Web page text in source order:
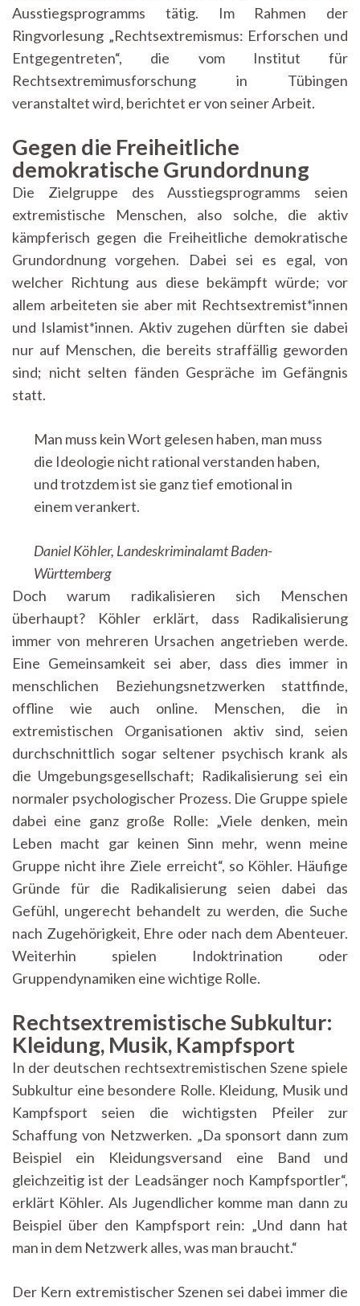
Ausstiegsprogramms tätig. Im Rahmen der
Ringvorlesung „Rechtsextremismus: Erforschen und
Entgegentreten“, die vom Institut für
Rechtsextremimusforschung in Tübingen
veranstaltet wird, berichtet er von seiner Arbeit.
Gegen die Freiheitliche
demokratische Grundordnung
Die Zielgruppe des Ausstiegsprogramms seien
extremistische Menschen, also solche, die aktiv
kämpferisch gegen die Freiheitliche demokratische
Grundordnung vorgehen. Dabei sei es egal, von
welcher Richtung aus diese bekämpft würde; vor
allem arbeiteten sie aber mit Rechtsextremist*innen
und Islamist*innen. Aktiv zugehen dürften sie dabei
nur auf Menschen, die bereits straffällig geworden
sind; nicht selten fänden Gespräche im Gefängnis
statt.
Man muss kein Wort gelesen haben, man muss
die Ideologie nicht rational verstanden haben,
und trotzdem ist sie ganz tief emotional in
einem verankert.
Daniel Köhler, Landeskriminalamt Baden-
Württemberg
Doch warum radikalisieren sich Menschen
überhaupt? Köhler erklärt, dass Radikalisierung
immer von mehreren Ursachen angetrieben werde.
Eine Gemeinsamkeit sei aber, dass dies immer in
menschlichen Beziehungsnetzwerken stattfinde,
offline wie auch online. Menschen, die in
extremistischen Organisationen aktiv sind, seien
durchschnittlich sogar seltener psychisch krank als
die Umgebungsgesellschaft; Radikalisierung sei ein
normaler psychologischer Prozess. Die Gruppe spiele
dabei eine ganz große Rolle: „Viele denken, mein
Leben macht gar keinen Sinn mehr, wenn meine
Gruppe nicht ihre Ziele erreicht“, so Köhler. Häufige
Gründe für die Radikalisierung seien dabei das
Gefühl, ungerecht behandelt zu werden, die Suche
nach Zugehörigkeit, Ehre oder nach dem Abenteuer.
Weiterhin spielen Indoktrination oder
Gruppendynamiken eine wichtige Rolle.
Rechtsextremistische Subkultur:
Kleidung, Musik, Kampfsport
In der deutschen rechtsextremistischen Szene spiele
Subkultur eine besondere Rolle. Kleidung, Musik und
Kampfsport seien die wichtigsten Pfeiler zur
Schaffung von Netzwerken. „Da sponsort dann zum
Beispiel ein Kleidungsversand eine Band und
gleichzeitig ist der Leadsänger noch Kampfsportler“,
erklärt Köhler. Als Jugendlicher komme man dann zu
Beispiel über den Kampfsport rein: „Und dann hat
man in dem Netzwerk alles, was man braucht.“
Der Kern extremistischer Szenen sei dabei immer die